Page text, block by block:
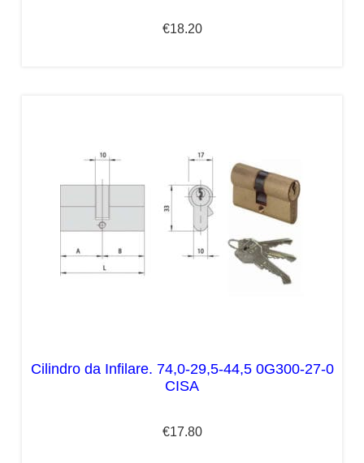
€18.20
Cilindro da Infilare. 74,0-29,5-44,5 0G300-27-0
CISA
€17.80